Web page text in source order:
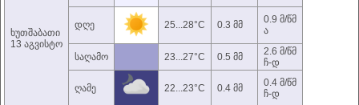
ხუთშაბათი
13 აგვისტო
დღე 25...28°C 0.3 მმ
0.9 მ/წმ
ა
საღამო 23...27°C 0.5 მმ
2.6 მ/წმ
ჩ-დ
ღამე 22...23°C 0.4 მმ
0.4 მ/წმ
ჩ-დ